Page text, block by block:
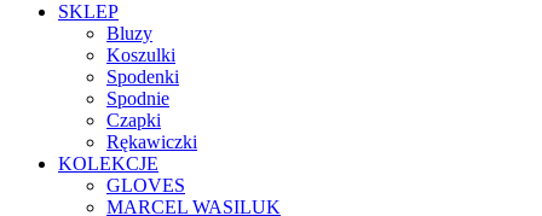
SKLEP
Bluzy
Koszulki
Spodenki
Spodnie
Czapki
Rękawiczki
KOLEKCJE
GLOVES
MARCEL WASILUK